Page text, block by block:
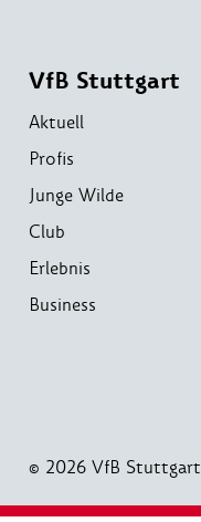
VfB Stuttgart
Aktuell
Profis
Junge Wilde
Club
Erlebnis
Business
© 2026 VfB Stuttgart